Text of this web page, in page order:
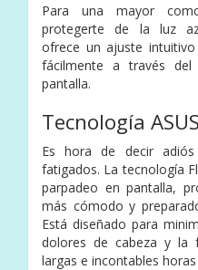
Para una mayor
protegerte de la luz
ofrece un ajuste
fácilmente a través
pantalla.
Tecnología
Es hora de decir
fatigados. La tecnología
parpadeo en pantalla,
más cómodo y
Está diseñado para
dolores de cabeza y la
largas e incontables